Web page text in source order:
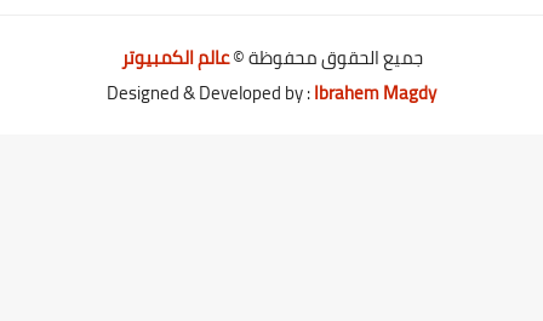
جميع الحقوق محفوظة ©عالم الكمبيوتر
Designed & Developed by :Ibrahem Magdy